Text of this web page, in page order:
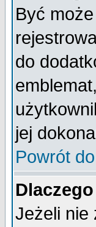
Być
do
jej
Powrót
Jeżeli nie